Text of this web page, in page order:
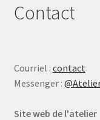
Contact
Courriel : contact
Messenger :
Site web de l'atelier